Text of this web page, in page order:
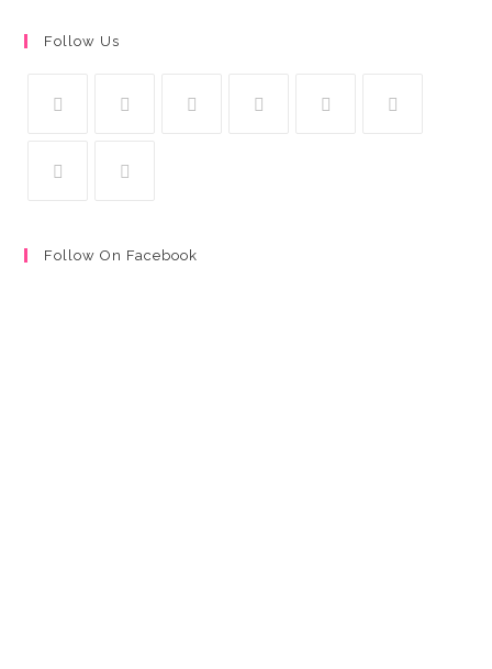
Follow Us
Follow On Facebook